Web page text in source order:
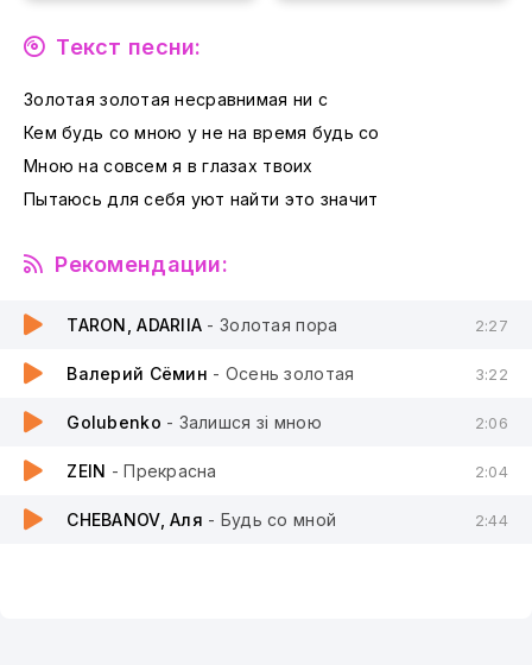
Текст песни:
Золотая золотая несравнимая ни с
Кем будь со мною у не на время будь со
Мною на совсем я в глазах твоих
Пытаюсь для себя уют найти это значит
Рекомендации:
TARON, ADARIIA - Золотая пора 2:27
Валерий Сёмин - Осень золотая 3:22
Golubenko - Залишся зі мною 2:06
ZEIN - Прекрасна 2:04
CHEBANOV, Аля - Будь со мной 2:44